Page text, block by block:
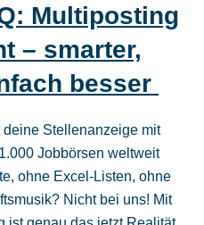
Multiposting
– smarter,
besser
Stellenanzeige mit
Jobbörsen weltweit
ohne Excel-Listen, ohne
Nicht bei uns! Mit